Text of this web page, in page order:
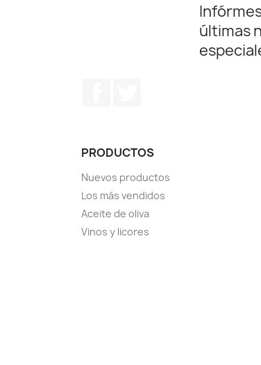
últimas
PRODUCTOS
Nuevos productos
Los más vendidos
Aceite de oliva
Vinos y licores